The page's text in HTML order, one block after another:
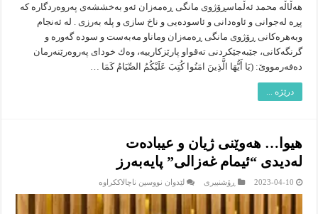
هەڵاڵە محمد ئەڵماسڕۆژوی مانگی ڕەمەزان ئەو بەخششەی پەروەردگارە كە
پڕە لەجوانی و ئاوەدانی و ئاسودەیی و ناخ سازی و پلە بەرزی . لە ئەنجام
وبەهرەكانی ڕۆژوی مانگی ڕەمەزان وماناو مەبەست و سودە گەورە و
گرنگەكانی، جێبەجێكردنی تەقواو پارێزكارییە، وەك خودای پەروەرێنەرمان
دەفەرمووێ‌: (يَا أَيُّهَا الَّذِينَ ا‌مَنُوا كُتِبَ عَلَيْكُمُ الصِّيَامُ كَمَا …
درێژە ...
هیوا… هه‌وێنى ژیان و عیباده‌ت
له‌دیدى “ئیمام غه‌زالى” پایه‌به‌رز
2023-04-10 ڕۆشنبیرى لێدوان نووسین ناچالاککراوە
هه‌وێنى
ژیان